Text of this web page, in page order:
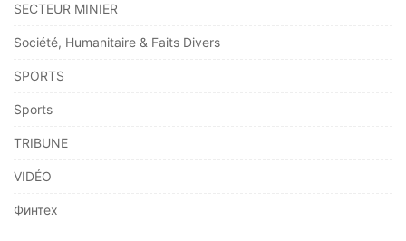
SECTEUR MINIER
Société, Humanitaire & Faits Divers
SPORTS
Sports
TRIBUNE
VIDÉO
Финтех